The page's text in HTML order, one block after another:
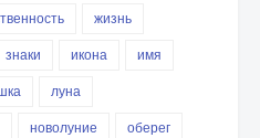
жизнь
знаки икона
имя
луна
новолуние
оберег